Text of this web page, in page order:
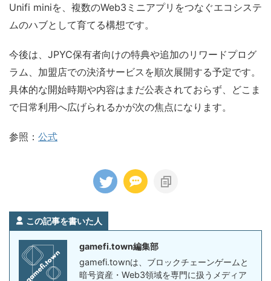
Unifi miniを、複数のWeb3ミニアプリをつなぐエコシステ
ムのハブとして育てる構想です。
今後は、JPYC保有者向けの特典や追加のリワードプログ
ラム、加盟店での決済サービスを順次展開する予定です。
具体的な開始時期や内容はまだ公表されておらず、どこま
で日常利用へ広げられるかが次の焦点になります。
参照： 公式
この記事を書いた人
gamefi.town編集部
gamefi.townは、ブロックチェーンゲームと
暗号資産・Web3領域を専門に扱うメディア